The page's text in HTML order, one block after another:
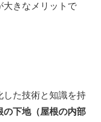
大きなメリットで
した技術と知識を持
の下地（屋根の内部